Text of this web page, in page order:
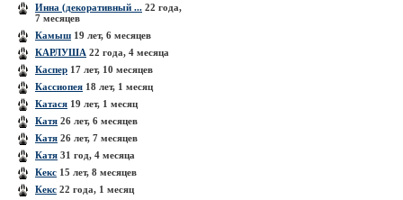
Инна (декоративный ... 22 года,
7 месяцев
Камыш 19 лет, 6 месяцев
КАРЛУША 22 года, 4 месяца
Каспер 17 лет, 10 месяцев
Кассиопея 18 лет, 1 месяц
Катася 19 лет, 1 месяц
Катя 26 лет, 6 месяцев
Катя 26 лет, 7 месяцев
Катя 31 год, 4 месяца
Кекс 15 лет, 8 месяцев
Кекс 22 года, 1 месяц